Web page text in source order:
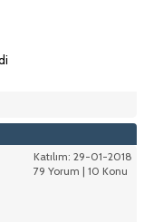
Katılım: 29-01-2018
79 Yorum | 10 Konu